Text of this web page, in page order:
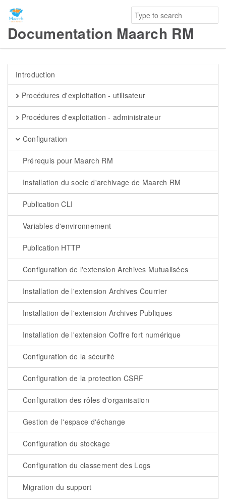
Documentation Maarch RM
Introduction
Procédures d'exploitation - utilisateur
Procédures d'exploitation - administrateur
Configuration
Prérequis pour Maarch RM
Installation du socle d'archivage de Maarch RM
Publication CLI
Variables d'environnement
Publication HTTP
Configuration de l'extension Archives Mutualisées
Installation de l'extension Archives Courrier
Installation de l'extension Archives Publiques
Installation de l'extension Coffre fort numérique
Configuration de la sécurité
Configuration de la protection CSRF
Configuration des rôles d'organisation
Gestion de l'espace d'échange
Configuration du stockage
Configuration du classement des Logs
Migration du support